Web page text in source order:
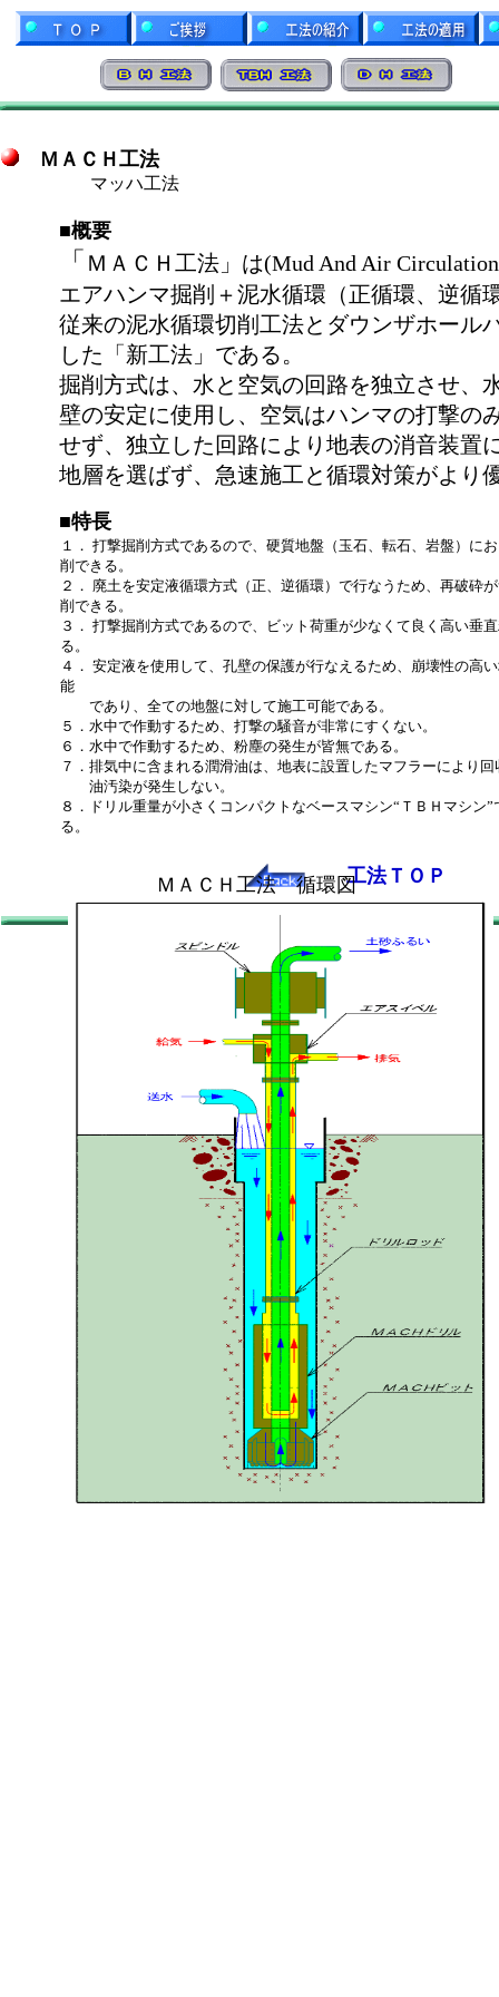
ＭＡＣＨ工法 循環図
ＭＡＣＨ工法
マッハ工法
■概要
「 ＭＡＣＨ工法」は(Mud And Air
エアハンマ掘削＋泥水循環（正循環、逆循
従来の泥水循環切削工法とダウンザホール
した「新工法」である。
掘削方式は、水と空気の回路を独立させ、
壁の安定に使用し、空気はハンマの打撃の
せず、独立した回路により地表の消音装置
地層を選ばず、急速施工と循環対策がより
■特長
１． 打撃掘削方式であるので、硬質地盤（玉石、転石、岩盤）に
削できる。
２． 廃土を安定液循環方式（正、逆循環）で行なうため、再破砕
削できる。
３． 打撃掘削方式であるので、ビット荷重が少なくて良く高い垂
る。
４． 安定液を使用して、孔壁の保護が行なえるため、崩壊性の高
能
であり、全ての地盤に対して施工可能である。
５．水中で作動するため、打撃の騒音が非常にすくない。
６．水中で作動するため、粉塵の発生が皆無である。
７．排気中に含まれる潤滑油は、地表に設置したマフラーにより
油汚染が発生しない。
８．ドリル重量が小さくコンパクトなベースマシン“ＴＢＨマシン
る。
工法ＴＯＰ